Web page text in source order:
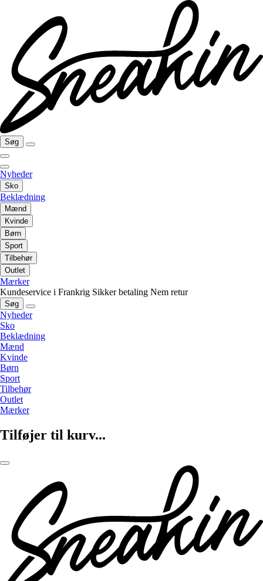
Søg
Nyheder
Sko
Beklædning
Mænd
Kvinde
Børn
Sport
Tilbehør
Outlet
Mærker
Kundeservice i Frankrig Sikker betaling Nem retur
Søg
Nyheder
Sko
Beklædning
Mænd
Kvinde
Børn
Sport
Tilbehør
Outlet
Mærker
Tilføjer til kurv...